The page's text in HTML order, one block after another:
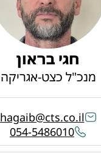
חגי בראון
מנכ"ל כצט-אגריקה
hagaib@cts.co.il
054-5486010